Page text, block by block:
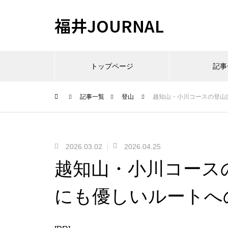
福井JOURNAL
トップページ 記
記事一覧 登山 越知山・小川コースの登
2026.03.02 2026.04.25
越知山・小川コー
にも優しいルート